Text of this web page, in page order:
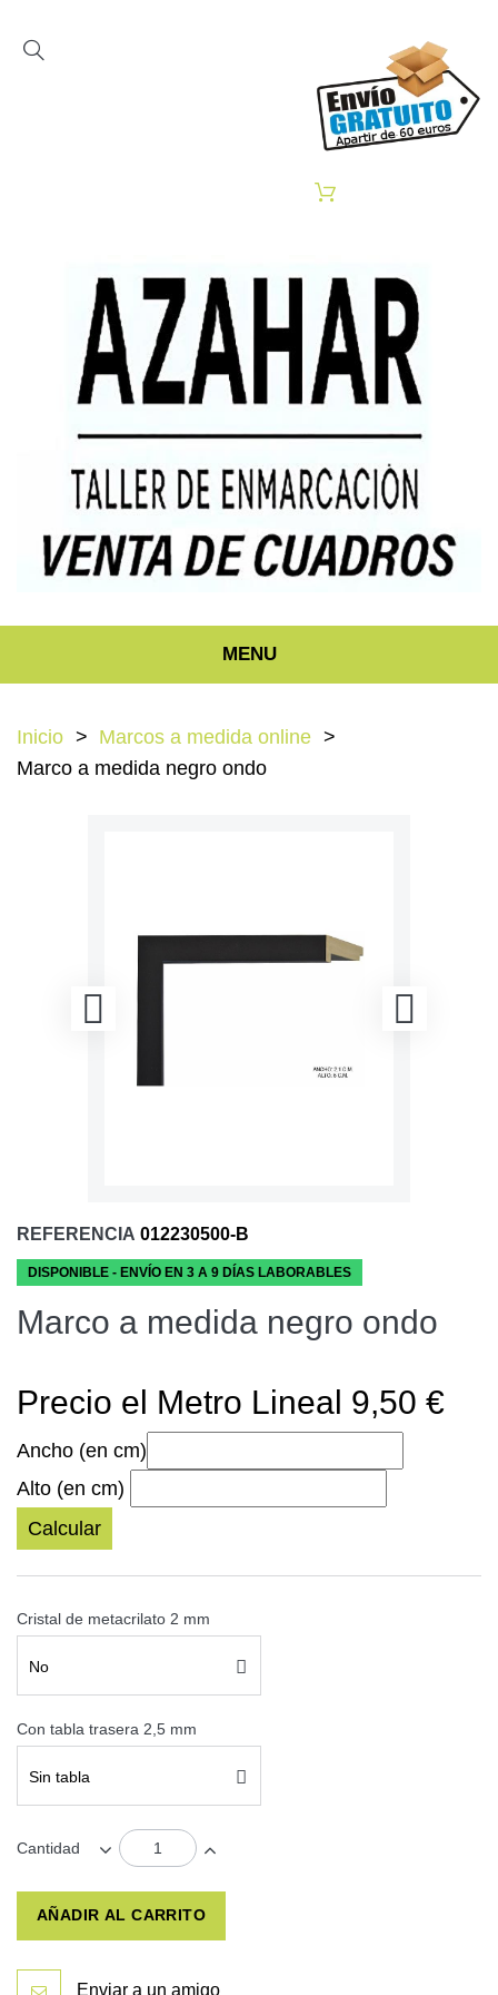
MENU
Inicio
Marcos a medida online
Marco a medida negro ondo
REFERENCIA 012230500-B
DISPONIBLE - ENVÍO EN 3 A 9 DÍAS LABORABLES
Marco a medida negro ondo
Precio el Metro Lineal 9,50 €
Ancho (en cm)
Alto (en cm)
Calcular
Cristal de metacrilato 2 mm
No
Con tabla trasera 2,5 mm
Sin tabla
Cantidad
AÑADIR AL CARRITO
Enviar a un amigo